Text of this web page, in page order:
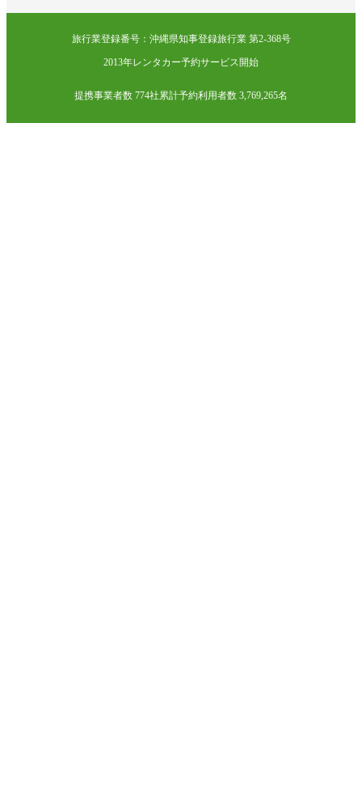
旅行業登録番号：沖縄県知事登録旅行業 第2-368号
2013年レンタカー予約サービス開始
提携事業者数 774社累計予約利用者数 3,769,265名